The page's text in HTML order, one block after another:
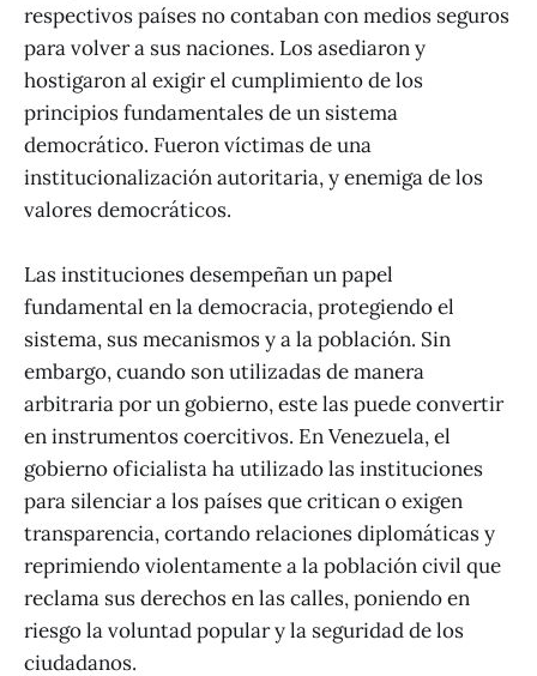
respectivos países no contaban con medios seguros
para volver a sus naciones. Los asediaron y
hostigaron al exigir el cumplimiento de los
principios fundamentales de un sistema
democrático. Fueron víctimas de una
institucionalización autoritaria, y enemiga de los
valores democráticos.
Las instituciones desempeñan un papel
fundamental en la democracia, protegiendo el
sistema, sus mecanismos y a la población. Sin
embargo, cuando son utilizadas de manera
arbitraria por un gobierno, este las puede convertir
en instrumentos coercitivos. En Venezuela, el
gobierno oficialista ha utilizado las instituciones
para silenciar a los países que critican o exigen
transparencia, cortando relaciones diplomáticas y
reprimiendo violentamente a la población civil que
reclama sus derechos en las calles, poniendo en
riesgo la voluntad popular y la seguridad de los
ciudadanos.